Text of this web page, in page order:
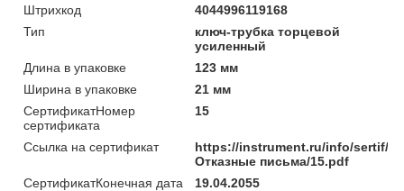
Штрихкод
4044996119168
Тип
ключ-трубка торцевой
усиленный
Длина в упаковке
123 мм
Ширина в упаковке
21 мм
СертификатНомер
сертификата
15
Ссылка на сертификат
https://instrument.ru/info/sertif/
Отказные письма/15.pdf
СертификатКонечная дата
19.04.2055